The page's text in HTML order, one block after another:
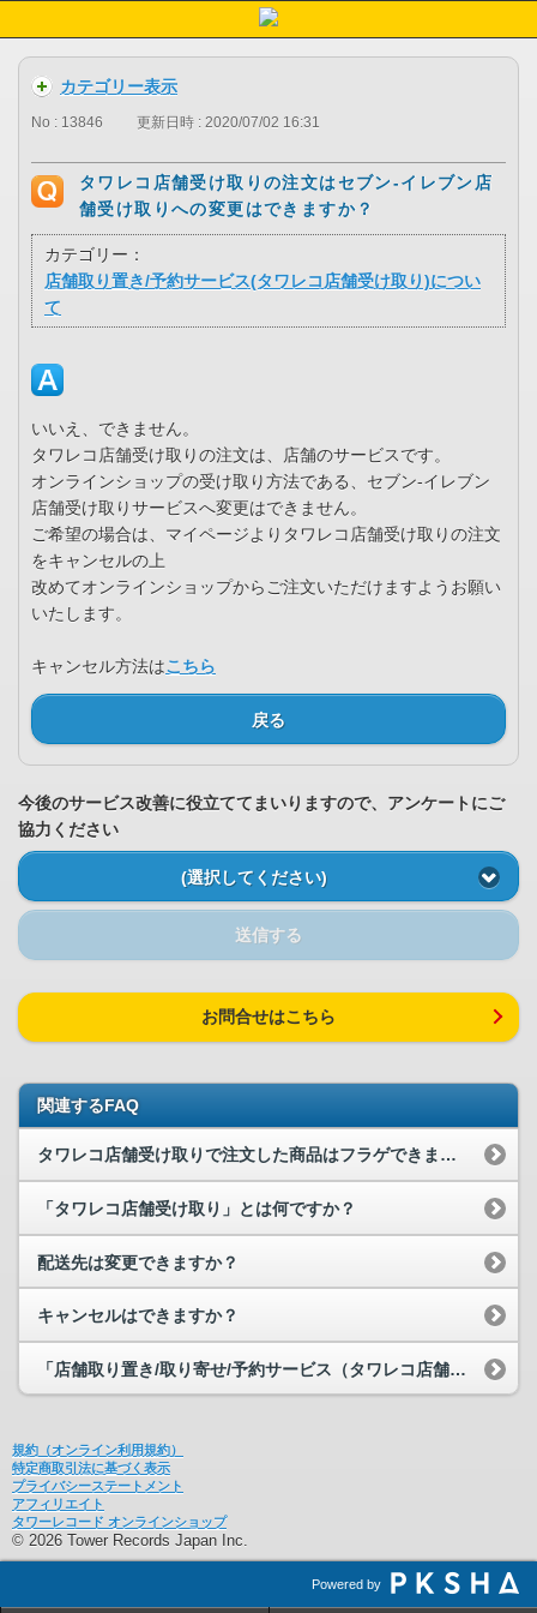
カテゴリー表示
No : 13846 更新日時 : 2020/07/02 16:31
タワレコ店舗受け取りの注文はセブン-イレブン店
舗受け取りへの変更はできますか？
カテゴリー：
店舗取り置き/予約サービス(タワレコ店舗受け取り)につい
て
いいえ、できません。
タワレコ店舗受け取りの注文は、店舗のサービスです。
オンラインショップの受け取り方法である、セブン-イレブン
店舗受け取りサービスへ変更はできません。
ご希望の場合は、マイページよりタワレコ店舗受け取りの注文
をキャンセルの上
改めてオンラインショップからご注文いただけますようお願い
いたします。
キャンセル方法はこちら
戻る
今後のサービス改善に役立ててまいりますので、アンケートにご
協力ください
(選択してください)
送信する
お問合せはこちら
関連するFAQ
タワレコ店舗受け取りで注文した商品はフラゲできますか？
「タワレコ店舗受け取り」とは何ですか？
配送先は変更できますか？
キャンセルはできますか？
「店舗取り置き/取り寄せ/予約サービス（タワレコ店舗受け取り）」のお問い合...
規約（オンライン利用規約）
特定商取引法に基づく表示
プライバシーステートメント
アフィリエイト
タワーレコード オンラインショップ
© 2026 Tower Records Japan Inc.
Powered by